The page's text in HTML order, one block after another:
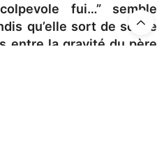
fui…” semble
qu’elle sort de scène
entre la gravité du père